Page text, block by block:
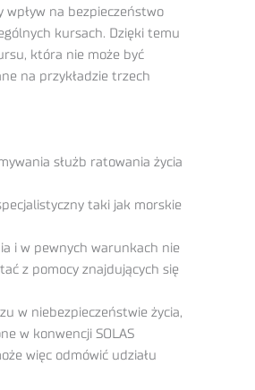
wpływ na bezpieczeństwo
kursach. Dzięki temu
która nie może być
na przykładzie trzech
służb ratowania życia
taki jak morskie
i w pewnych warunkach nie
z pomocy znajdujących się
w niebezpieczeństwie życia,
w konwencji SOLAS
więc odmówić udziału